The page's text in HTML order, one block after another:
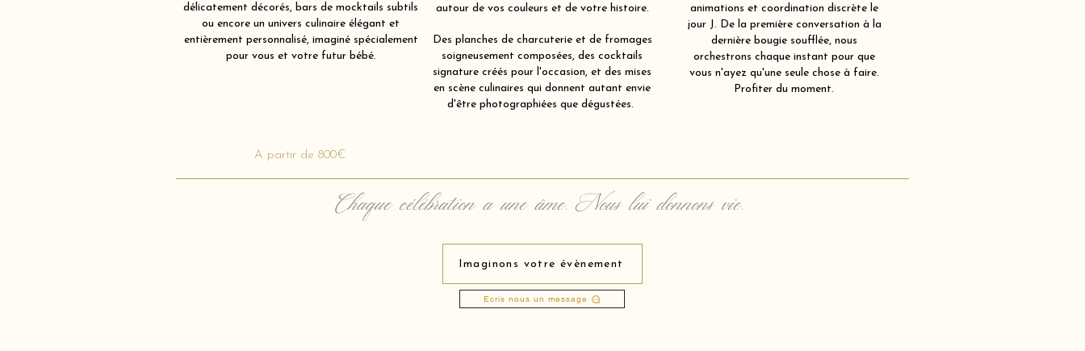
délicatement décorés, bars de mocktails subtils
ou encore un univers culinaire élégant et
entièrement personnalisé, imaginé spécialement
pour vous et votre futur bébé.
autour de vos couleurs et de votre histoire.
Des planches de charcuterie et de fromages
soigneusement composées, des cocktails
signature créés pour l'occasion, et des mises
en scène culinaires qui donnent autant envie
d'être photographiées que dégustées.
animations et coordination discrète le
jour J. De la première conversation à la
dernière bougie soufflée, nous
orchestrons chaque instant pour que
vous n'ayez qu'une seule chose à faire.
Profiter du moment.
A partir de 800€
Chaque célébration a une âme. Nous lui donnons vie.
Imaginons votre évènement
Ecris nous un message